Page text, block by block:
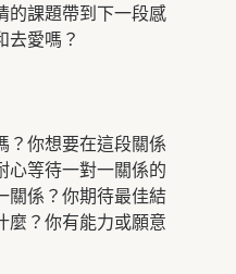
的課題帶到下一段感
去愛嗎？
？你想要在這段關係
心等待一對一關係的
關係？你期待最佳結
麼？你有能力或願意